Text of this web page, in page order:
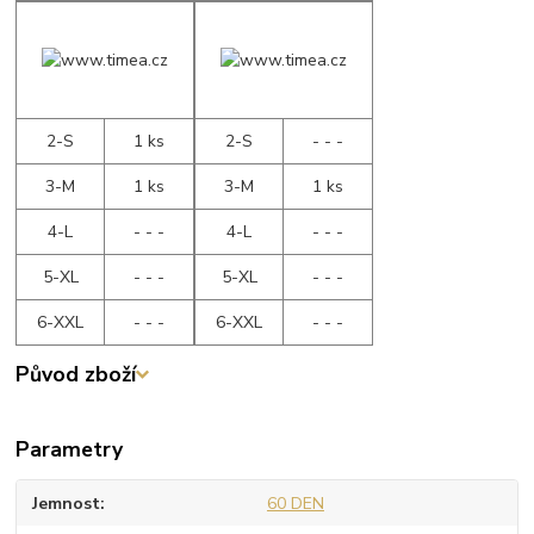
2-S
1 ks
3-M
1 ks
4-L
- - -
5-XL
- - -
6-XXL
- - -
2-S
- - -
3-M
1 ks
4-L
- - -
5-XL
- - -
6-XXL
- - -
Původ zboží
Parametry
Jemnost 60 DEN